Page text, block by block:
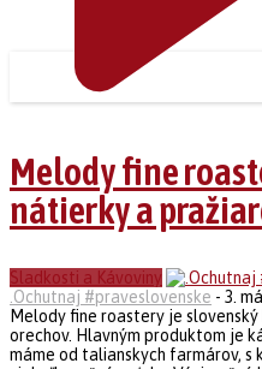
Melody fine
nátierky a
Sladkosti a Kávoviny
.Ochutnaj #praveslovenske - 3.
Melody fine roastery je
orechov. Hlavným produktom je
máme od talianskych farmárov, s